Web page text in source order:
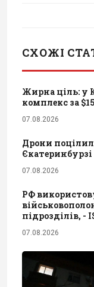
СХОЖІ
Жирна ціль: у
комплекс за
07.08.2026
Дрони
07.08.2026
РФ
підрозділів, -
07.08.2026